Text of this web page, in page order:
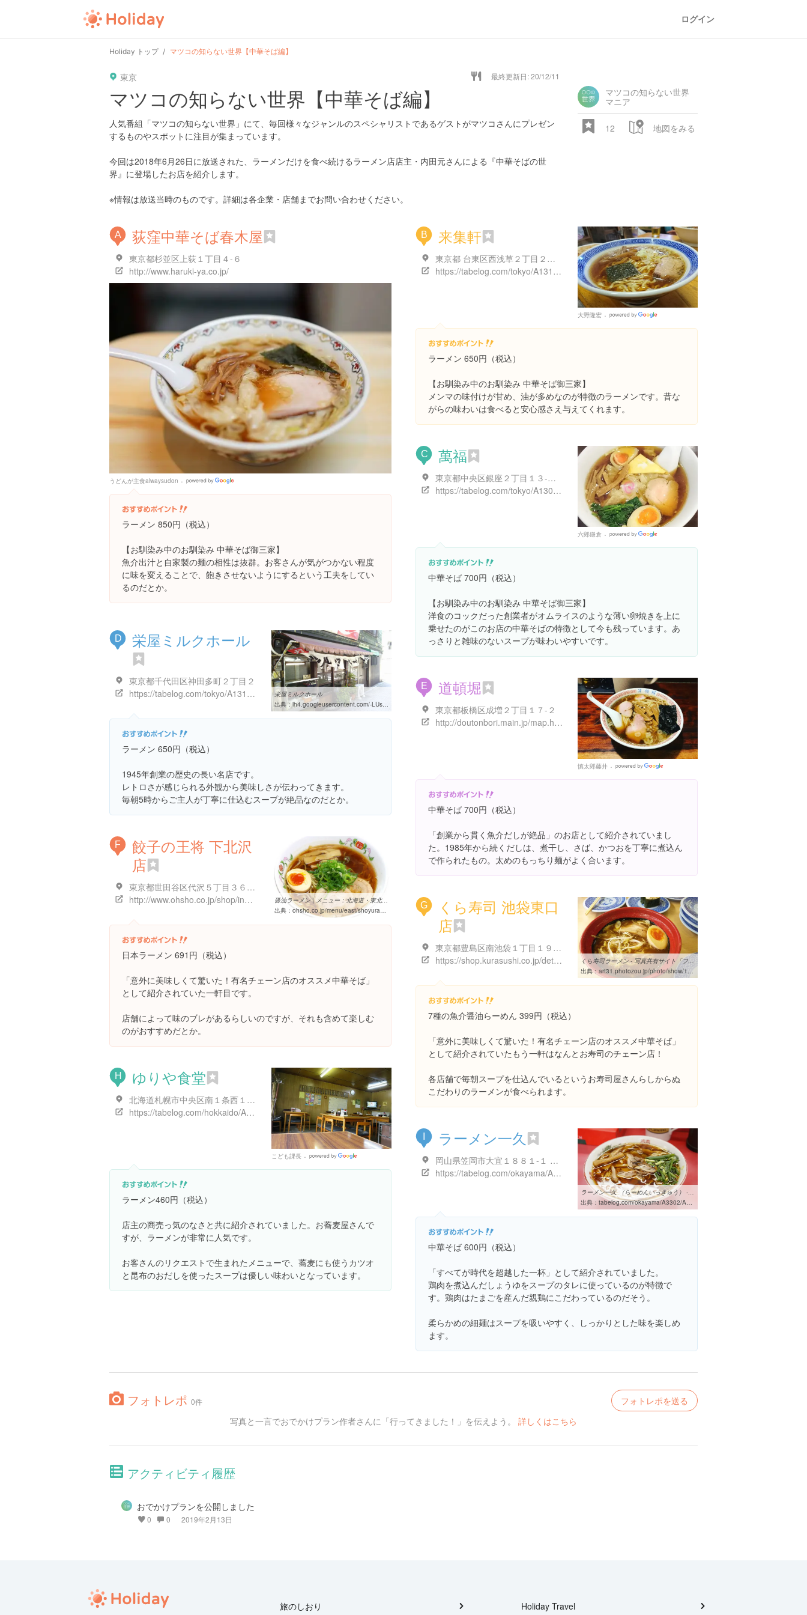
ログイン
Holiday トップ マツコの知らない世界【中華そば編】
東京 最終更新日: 20/12/11
マツコの知らない世界【中華そば編】
人気番組「マツコの知らない世界」にて、毎回様々なジャンルのスペシャリストであるゲストがマツコさんにプレゼン
するものやスポットに注目が集まっています。
今回は2018年6月26日に放送された、ラーメンだけを食べ続けるラーメン店店主・内田元さんによる『中華そばの世
界』に登場したお店を紹介します。
※情報は放送当時のものです。詳細は各企業・店舗までお問い合わせください。
マツコの知らない世界
マニア
12 地図をみる
A 荻窪中華そば春木屋
東京都杉並区上荻１丁目４-６
http://www.haruki-ya.co.jp/
うどんが主食alwaysudon
Places
ラーメン 850円（税込）
【お馴染み中のお馴染み 中華そば御三家】
魚介出汁と自家製の麺の相性は抜群。お客さんが気がつかない程度
に味を変えることで、飽きさせないようにするという工夫をしてい
るのだとか。
B 来集軒
東京都 台東区西浅草２丁目２６-３
https://tabelog.com/tokyo/A1311/A131102/13010513/
大野隆宏
Places
ラーメン 650円（税込）
【お馴染み中のお馴染み 中華そば御三家】
メンマの味付けが甘め、油が多めなのが特徴のラーメンです。昔な
がらの味わいは食べると安心感さえ与えてくれます。
C 萬福
東京都中央区銀座２丁目１３-１３
https://tabelog.com/tokyo/A1301/A130101/13002324/
六郎鎌倉
Places
中華そば 700円（税込）
【お馴染み中のお馴染み 中華そば御三家】
洋食のコックだった創業者がオムライスのような薄い卵焼きを上に
乗せたのがこのお店の中華そばの特徴として今も残っています。あ
っさりと雑味のないスープが味わいやすいです。
D 栄屋ミルクホール
東京都千代田区神田多町２丁目２
https://tabelog.com/tokyo/A1310/A131002/13011267/
栄屋ミルクホール
出典：lh4.googleusercontent.com/-LUs_TvjW4rU/VTIaVgFUASI/AAAAAAAABdg/D8Xzjg6HAC0/w460-h310-k
ラーメン 650円（税込）
1945年創業の歴史の長い名店です。
レトロさが感じられる外観から美味しさが伝わってきます。
毎朝5時からご主人が丁寧に仕込むスープが絶品なのだとか。
E 道頓堀
東京都板橋区成増２丁目１７-２
http://doutonbori.main.jp/map.html
慎太郎藤井
Places
中華そば 700円（税込）
「創業から貫く魚介だしが絶品」のお店として紹介されていまし
た。1985年から続くだしは、煮干し、さば、かつおを丁寧に煮込ん
で作られたもの。太めのもっちり麺がよく合います。
F
餃子の王将 下北沢
店
東京都世田谷区代沢５丁目３６-１６
http://www.ohsho.co.jp/shop/index.php?a=shop_detail&shop_id=232
醤油ラーメン | メニュー：北海道・東北・関東・信越 | 餃子の王将
出典： ohsho.co.jp/menu/east/shoyuramen.html
日本ラーメン 691円（税込）
「意外に美味しくて驚いた！有名チェーン店のオススメ中華そば」
として紹介されていた一軒目です。
店舗によって味のブレがあるらしいのですが、それも含めて楽しむ
のがおすすめだとか。
G
くら寿司 池袋東口
店
東京都豊島区南池袋１丁目１９-５ Ｇビル 01 Ｂ1Ｆ
https://shop.kurasushi.co.jp/detail/403?utm_source=&utm_medium=gmb&utm_campaign=gmb_access&utm_content=gmb_
くら寿司ラーメン - 写真共有サイト「フォト蔵」
出典：art31.photozou.jp/photo/show/109746/194165750
7種の魚介醤油らーめん 399円（税込）
「意外に美味しくて驚いた！有名チェーン店のオススメ中華そば」
として紹介されていたもう一軒はなんとお寿司のチェーン店！
各店舗で毎朝スープを仕込んでいるというお寿司屋さんらしからぬ
こだわりのラーメンが食べられます。
H ゆりや食堂
北海道札幌市中央区南１条西１９丁目1
https://tabelog.com/hokkaido/A0101/A010102/1007589/
こども課長
Places
ラーメン460円（税込）
店主の商売っ気のなさと共に紹介されていました。お蕎麦屋さんで
すが、ラーメンが非常に人気です。
お客さんのリクエストで生まれたメニューで、蕎麦にも使うカツオ
と昆布のおだしを使ったスープは優しい味わいとなっています。
ラーメン一久
岡山県笠岡市大宜１８８１-１ ラーメン一久
https://tabelog.com/okayama/A3302/A330204/33001212/
ラーメン一久 （らーめんいっきゅう） - 笠岡/ラーメン [食べログ]
出典： tabelog.com/okayama/A3302/A330204/33001212
中華そば 600円（税込）
「すべてが時代を超越した一杯」として紹介されていました。
鶏肉を煮込んだしょうゆをスープのタレに使っているのが特徴で
す。鶏肉はたまごを産んだ親鶏にこだわっているのだそう。
柔らかめの細麺はスープを吸いやすく、しっかりとした味を楽しめ
ます。
フォトレポ 0件
フォトレポを送る
写真と一言でおでかけプラン作者さんに「行ってきました！」を伝えよう。 詳しくはこちら
アクティビティ履歴
おでかけプランを公開しました
0 0 2019年2月13日
旅のしおり Holiday Travel